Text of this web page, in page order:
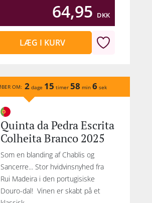
64,95 DKK
LÆG I KURV
OM: 2 dage 15 timer 58 min 6 sek
Quinta da Pedra Escrita
Colheita Branco 2025
Som en blanding af Chablis og
Sancerre... Stor hvidvinsnyhed fra
Rui Madeira i den portugisiske
Douro-dal! Vinen er skabt på et